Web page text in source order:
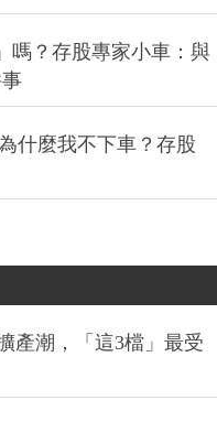
嗎？存股專家小車：與
什麼我不下車？存股
產潮，「這3檔」最受